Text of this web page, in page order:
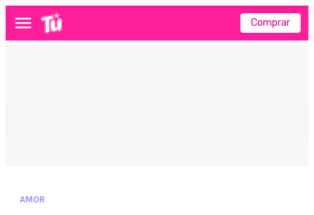
Menú Comprar
AMOR